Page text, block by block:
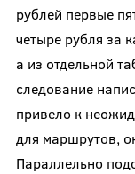
рублей первые
четыре рубля за
а из отдельной
следование
привело к
для маршрутов,
Параллельно